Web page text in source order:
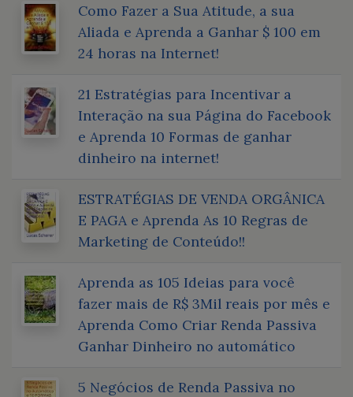
Como Fazer a Sua Atitude, a sua
Aliada e Aprenda a Ganhar $ 100 em
24 horas na Internet!
21 Estratégias para Incentivar a
Interação na sua Página do Facebook
e Aprenda 10 Formas de ganhar
dinheiro na internet!
ESTRATÉGIAS DE VENDA ORGÂNICA
E PAGA e Aprenda As 10 Regras de
Marketing de Conteúdo!!
Aprenda as 105 Ideias para você
fazer mais de R$ 3Mil reais por mês e
Aprenda Como Criar Renda Passiva
Ganhar Dinheiro no automático
5 Negócios de Renda Passiva no